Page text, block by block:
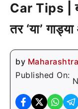
Car Tips |
तर ‘या’
by
Published On: